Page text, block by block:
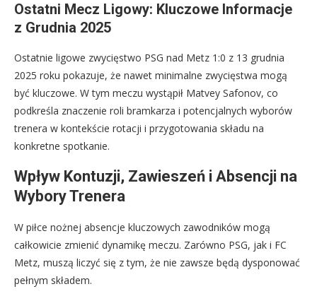
Ostatni Mecz Ligowy: Kluczowe Informacje
z Grudnia 2025
Ostatnie ligowe zwycięstwo PSG nad Metz 1:0 z 13 grudnia
2025 roku pokazuje, że nawet minimalne zwycięstwa mogą
być kluczowe. W tym meczu wystąpił Matvey Safonov, co
podkreśla znaczenie roli bramkarza i potencjalnych wyborów
trenera w kontekście rotacji i przygotowania składu na
konkretne spotkanie.
Wpływ Kontuzji, Zawieszeń i Absencji na
Wybory Trenera
W piłce nożnej absencje kluczowych zawodników mogą
całkowicie zmienić dynamikę meczu. Zarówno PSG, jak i FC
Metz, muszą liczyć się z tym, że nie zawsze będą dysponować
pełnym składem.